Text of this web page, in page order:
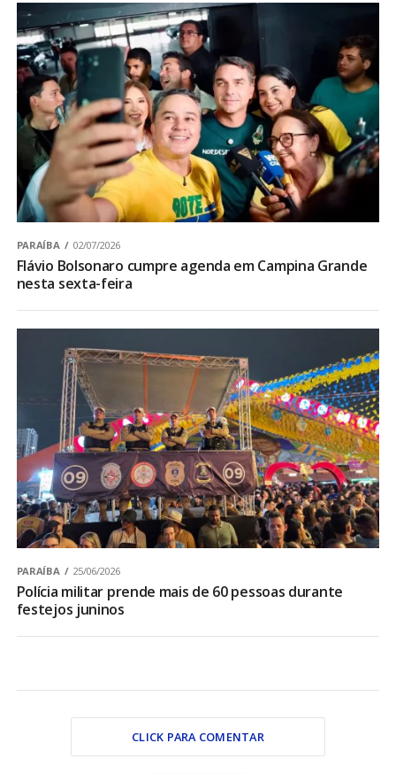
PARAÍBA 02/07/2026
Flávio Bolsonaro cumpre agenda em Campina Grande
nesta sexta-feira
PARAÍBA 25/06/2026
Polícia militar prende mais de 60 pessoas durante
festejos juninos
CLICK PARA COMENTAR